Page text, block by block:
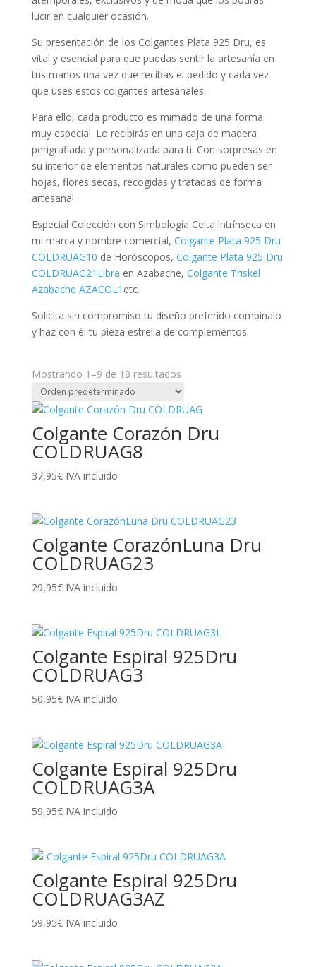
lucir en cualquier ocasión.
Su presentación de los Colgantes Plata 925 Dru, es
vital y esencial para que puedas sentir la artesanía en
tus manos una vez que recibas el pedido y cada vez
que uses estos colgantes artesanales.
Para ello, cada producto es mimado de una forma
muy especial. Lo recibirás en una caja de madera
perigrafiada y personalizada para ti. Con sorpresas en
su interior de elementos naturales como pueden ser
hojas, flores secas, recogidas y tratadas de forma
artesanal.
Especial Colección con Simbología Celta intrínseca en
mi marca y nombre comercial, Colgante Plata 925 Dru
COLDRUAG10 de Horóscopos, Colgante Plata 925 Dru
COLDRUAG21Libra en Azabache, Colgante Triskel
Azabache AZACOL1 etc.
Solicita sin compromiso tu diseño preferido combínalo
y haz con él tu pieza estrella de complementos.
Mostrando 1–9 de 18 resultados
Colgante Corazón Dru
COLDRUAG8
37,95€ IVA incluido
Colgante CorazónLuna Dru
COLDRUAG23
29,95€ IVA incluido
Colgante Espiral 925Dru
COLDRUAG3
50,95€ IVA incluido
Colgante Espiral 925Dru
COLDRUAG3A
59,95€ IVA incluido
Colgante Espiral 925Dru
COLDRUAG3AZ
59,95€ IVA incluido